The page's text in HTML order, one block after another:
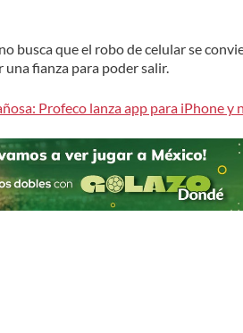
busca que el robo de celular se
fianza para poder salir.
Profeco lanza app para iPhone y